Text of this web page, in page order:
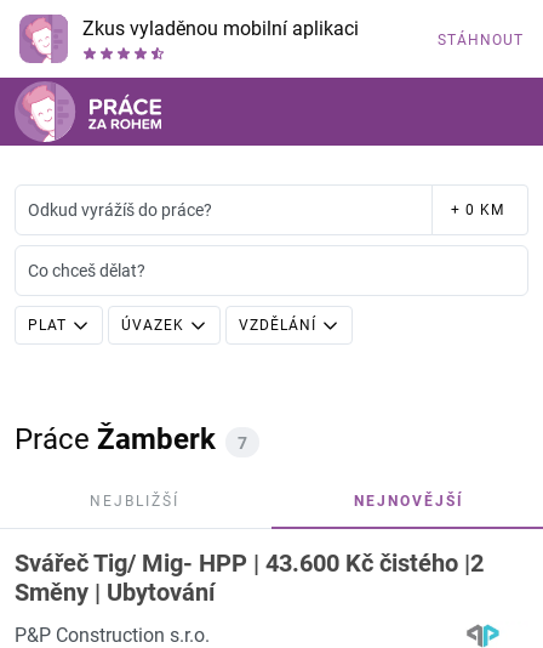
Zkus vyladěnou mobilní aplikaci STÁHNOUT
Odkud vyrážíš do práce? + 0 KM
Co chceš dělat?
PLAT ÚVAZEK VZDĚLÁNÍ
Práce Žamberk 7
NEJBLIŽŠÍ NEJNOVĚJŠÍ
Svářeč Tig/ Mig- HPP | 43.600 Kč čistého |2
Směny | Ubytování
P&P Construction s.r.o.